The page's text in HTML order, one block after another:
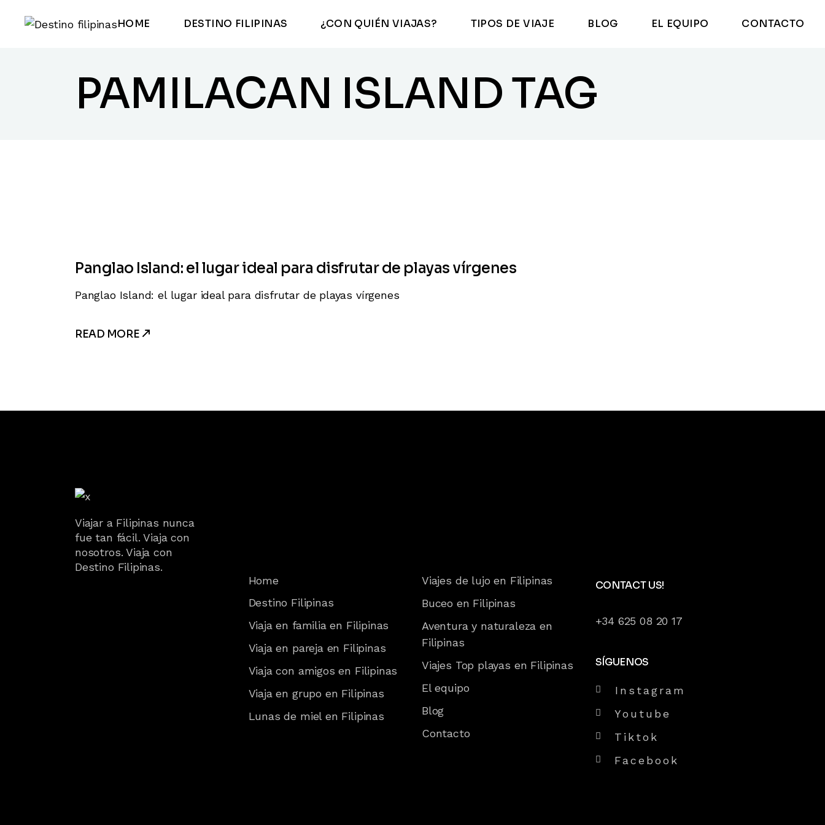
HOME DESTINO FILIPINAS ¿CON QUIÉN VIAJAS?
En pareja
Con amigos
TIPOS DE VIAJE
Viajes de lujo
Buceo
BLOG EL EQUIPO CONTACTO
Familia
En grupo
Luna de miel
naturaleza
Top Playas
PAMILACAN ISLAND TAG
Panglao Island: el lugar ideal para disfrutar de playas vírgenes
Panglao Island: el lugar ideal para disfrutar de playas vírgenes
READ MORE
Viajar a Filipinas nunca
fue tan fácil. Viaja con
nosotros. Viaja con
Destino Filipinas.
Home
Destino Filipinas
Viaja en familia en Filipinas
Viaja en pareja en Filipinas
Viaja con amigos en Filipinas
Viaja en grupo en Filipinas
Lunas de miel en Filipinas
Viajes de lujo en Filipinas
Buceo en Filipinas
Aventura y naturaleza en
Filipinas
Viajes Top playas en Filipinas
El equipo
Blog
Contacto
CONTACT US!
+34 625 08 20 17
SÍGUENOS
Instagram
Youtube
Tiktok
Facebook